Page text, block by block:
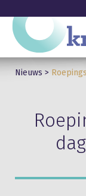
Nieuws >